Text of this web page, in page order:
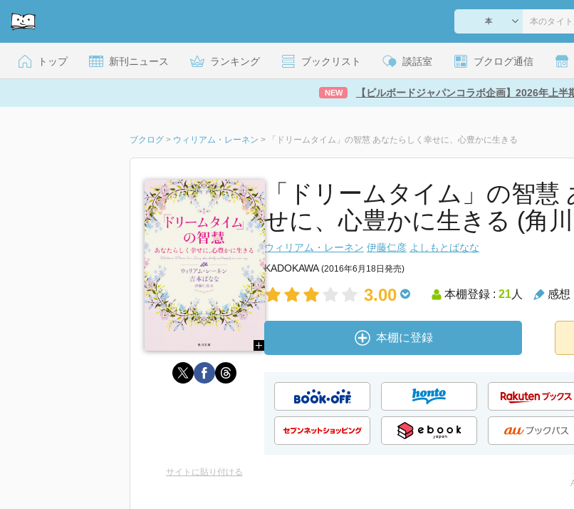
トップ 新刊ニュース ランキング ブックリスト 談話室 ブクログ通信
NEW 【ビルボードジャパンコラボ企画】2026年上半
ブクログ > ウィリアム・レーネン > 「ドリームタイム」の智慧 あなたらしく幸せに、心豊かに生きる
「ドリームタイム」の智慧
せに、心豊かに生きる (角
ウィリアム・レーネン 伊藤仁彦 よしもとばなな
KADOKAWA(2016年6月18日発売)
3.00 本棚登録 : 21人 感想
本棚に登録
サイトに貼り付ける